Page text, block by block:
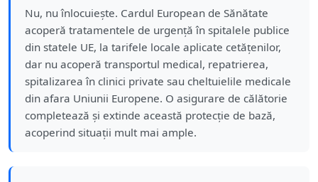
Nu, nu înlocuiește. Cardul European de Sănătate
acoperă tratamentele de urgență în spitalele publice
din statele UE, la tarifele locale aplicate cetățenilor,
dar nu acoperă transportul medical, repatrierea,
spitalizarea în clinici private sau cheltuielile medicale
din afara Uniunii Europene. O asigurare de călătorie
completează și extinde această protecție de bază,
acoperind situații mult mai ample.